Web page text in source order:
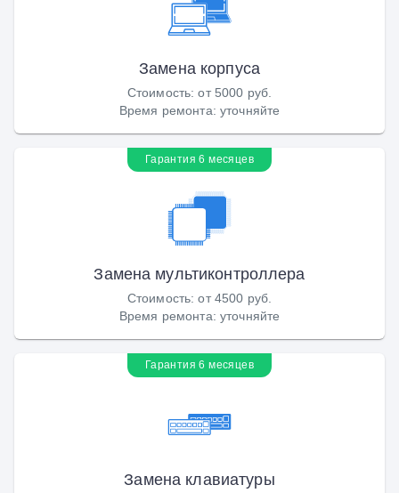
Замена корпуса
Стоимость:от 5000 руб.
Время ремонта: уточняйте
Гарантия 6 месяцев
Замена мультиконтроллера
Стоимость:от 4500 руб.
Время ремонта: уточняйте
Гарантия 6 месяцев
Замена клавиатуры